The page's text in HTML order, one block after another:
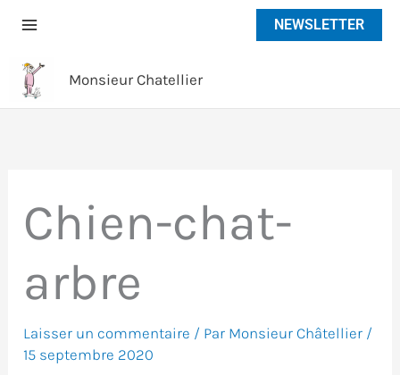
NEWSLETTER
Monsieur Chatellier
Chien-chat-
arbre
Laisser un commentaire / Par Monsieur Châtellier /
15 septembre 2020